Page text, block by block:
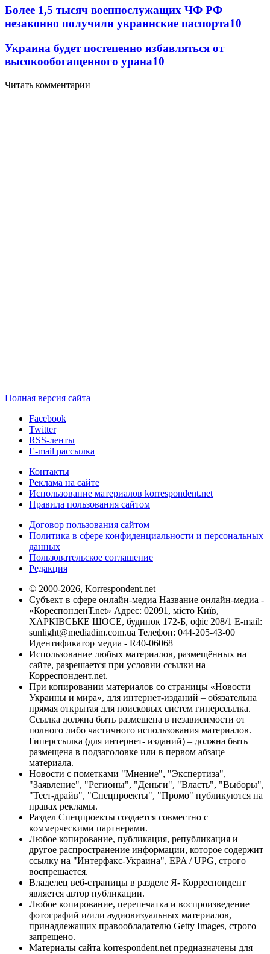
Более 1,5 тысяч военнослужащих ЧФ РФ
незаконно получили украинские паспорта10
Украина будет постепенно избавляться от
высокообогащенного урана10
Читать комментарии
Полная версия сайта
Facebook
Twitter
RSS-ленты
E-mail рассылка
Контакты
Реклама на сайте
Использование материалов korrespondent.net
Правила пользования сайтом
Договор пользования сайтом
Политика в сфере конфиденциальности и персональных
данных
Пользовательское соглашение
Редакция
© 2000-2026, Korrespondent.net
Субъект в сфере онлайн-медиа Название онлайн-медиа -
«КореспонденТ.net» Адрес: 02091, місто Київ,
ХАРКІВСЬКЕ ШОСЕ, будинок 172-Б, офіс 208/1 E-mail:
sunlight@mediadim.com.ua Телефон: 044-205-43-00
Идентификатор медиа - R40-06068
Использование любых материалов, размещённых на
сайте, разрешается при условии ссылки на
Корреспондент.net.
При копировании материалов со страницы «Новости
Украины и мира», для интернет-изданий – обязательна
прямая открытая для поисковых систем гиперссылка.
Ссылка должна быть размещена в независимости от
полного либо частичного использования материалов.
Гиперссылка (для интернет- изданий) – должна быть
размещена в подзаголовке или в первом абзаце
материала.
Новости с пометками "Мнение", "Экспертиза",
"Заявление", "Регионы", "Деньги", "Власть", "Выборы",
"Тест-драйв", "Спецпроекты", "Промо" публикуются на
правах рекламы.
Раздел Спецпроекты создается совместно с
коммерческими партнерами.
Любое копирование, публикация, републикация и
другое распространение информации, которое содержит
ссылку на "Интерфакс-Украина", EPA / UPG, строго
воспрещается.
Владелец веб-страницы в разделе Я- Корреспондент
является автор публикации.
Любое копирование, перепечатка и воспроизведение
фотографий и/или аудиовизуальных материалов,
принадлежащих правообладателю Getty Images, строго
запрещено.
Материалы сайта korrespondent.net предназначены для